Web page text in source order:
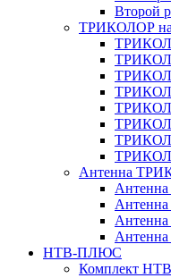
Второй
ТРИКОЛОР на
Антенна
НТВ-ПЛЮС
Комплект